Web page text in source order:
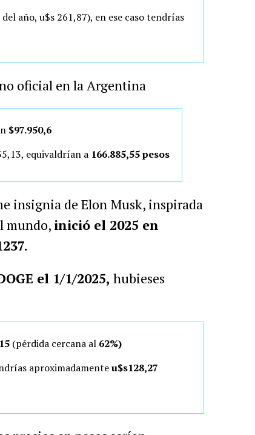
año, u$s 261,87), en ese caso tendrías
oficial en la Argentina
$97.950,6
equivaldrían a 166.885,55 pesos
insignia de Elon Musk, inspirada
mundo, inició el 2025 en
el 1/1/2025, hubieses
(pérdida cercana al 62%)
aproximadamenteu$s128,27